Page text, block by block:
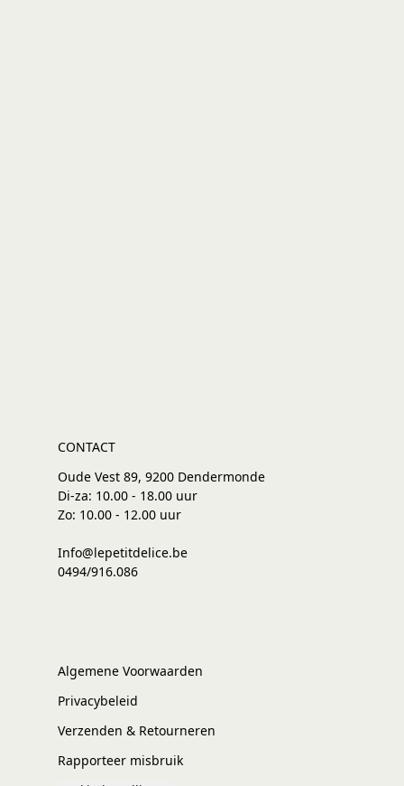
CONTACT
Oude Vest 89, 9200 Dendermonde
Di-za: 10.00 - 18.00 uur
Zo: 10.00 - 12.00 uur
Info@lepetitdelice.be
0494/916.086
Algemene Voorwaarden
Privacybeleid
Verzenden & Retourneren
Rapporteer misbruik